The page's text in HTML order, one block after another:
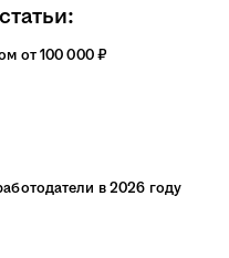
от 100 000 ₽
в 2026 году